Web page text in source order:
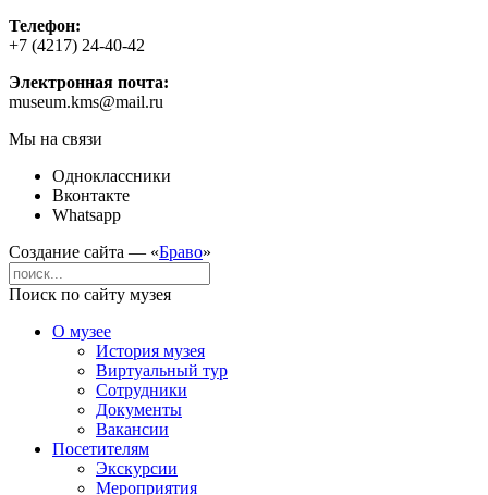
Телефон:
+7 (4217) 24-40-42
Электронная почта:
museum.kms@mail.ru
Мы на связи
Одноклассники
Вконтакте
Whatsapp
Создание сайта — «Браво»
Поиск по сайту музея
О музее
История музея
Виртуальный тур
Сотрудники
Документы
Вакансии
Посетителям
Экскурсии
Мероприятия